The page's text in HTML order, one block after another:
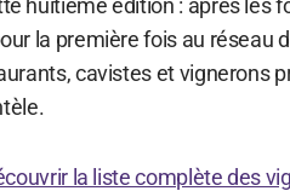
huitième édition : après les
la première fois au réseau
cavistes et vignerons
la liste complète des